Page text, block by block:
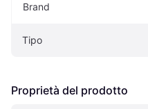
Brand
Tipo
Proprietà del prodotto